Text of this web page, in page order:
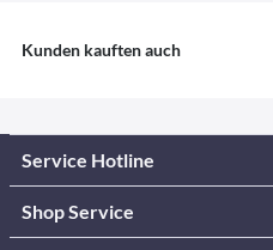
Kunden kauften auch
Service Hotline
Shop Service